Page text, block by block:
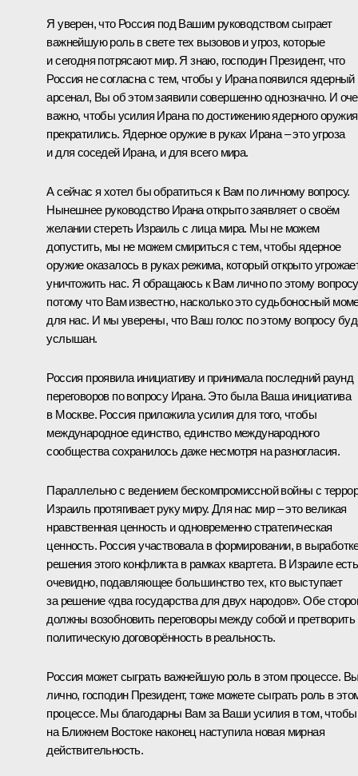
Я уверен, что Россия под Вашим руководством сыграет
важнейшую роль в свете тех вызовов и угроз, которые
и сегодня потрясают мир. Я знаю, господин Президент, что
Россия не согласна с тем, чтобы у Ирана появился ядерный
арсенал, Вы об этом заявили совершенно однозначно. И
важно, чтобы усилия Ирана по достижению ядерного оружия
прекратились. Ядерное оружие в руках Ирана – это угроза
и для соседей Ирана, и для всего мира.
А сейчас я хотел бы обратиться к Вам по личному вопросу.
Нынешнее руководство Ирана открыто заявляет о своём
желании стереть Израиль с лица мира. Мы не можем
допустить, мы не можем смириться с тем, чтобы ядерное
оружие оказалось в руках режима, который открыто
уничтожить нас. Я обращаюсь к Вам лично по этому
потому что Вам известно, насколько это судьбоносный
для нас. И мы уверены, что Ваш голос по этому вопросу
услышан.
Россия проявила инициативу и принимала последний раунд
переговоров по вопросу Ирана. Это была Ваша инициатива
в Москве. Россия приложила усилия для того, чтобы
международное единство, единство международного
сообщества сохранилось даже несмотря на разногласия.
Параллельно с ведением бескомпромиссной войны с
Израиль протягивает руку миру. Для нас мир – это великая
нравственная ценность и одновременно стратегическая
ценность. Россия участвовала в формировании, в
решения этого конфликта в рамках квартета. В Израиле
очевидно, подавляющее большинство тех, кто выступает
за решение «два государства для двух народов». Обе
должны возобновить переговоры между собой и претворить
политическую договорённость в реальность.
Россия может сыграть важнейшую роль в этом процессе.
лично, господин Президент, тоже можете сыграть роль в
процессе. Мы благодарны Вам за Ваши усилия в том, чтобы
на Ближнем Востоке наконец наступила новая мирная
действительность.